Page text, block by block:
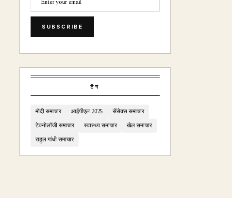
SUBSCRIBE
टैग
मोदी समाचार आईपीएल 2025
सेंसेक्स समाचार
टेक्नोलॉजी समाचार
स्वास्थ्य समाचार
खेल समाचार
राहुल गांधी समाचार